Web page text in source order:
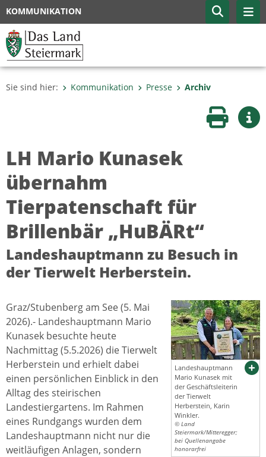
KOMMUNIKATION
Sie sind hier: Kommunikation Presse Archiv
Seite
LH Mario Kunasek
übernahm
Tierpatenschaft für
Brillenbär „HuBÄRt“
Landeshauptmann zu Besuch in
der Tierwelt Herberstein.
Landeshauptmann
Mario Kunasek mit
der Geschäftsleiterin
der Tierwelt
Herberstein, Karin
Winkler.
© Land
Steiermark/Mitteregger;
bei Quellenangabe
honorarfrei
Graz/Stubenberg am See (5. Mai
2026).- Landeshauptmann Mario
Kunasek besuchte heute
Nachmittag (5.5.2026) die Tierwelt
Herberstein und erhielt dabei
einen persönlichen Einblick in den
Alltag des steirischen
Landestiergartens. Im Rahmen
eines Rundgangs wurden dem
Landeshauptmann nicht nur die
weitläufigen Anlagen, sondern